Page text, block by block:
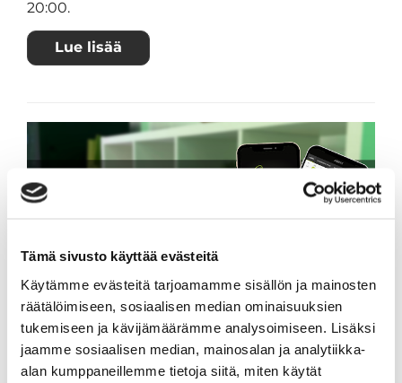
Tämä sivusto käyttää evästeitä
Käytämme evästeitä tarjoamamme sisällön ja mainosten
räätälöimiseen, sosiaalisen median ominaisuuksien
tukemiseen ja kävijämäärämme analysoimiseen. Lisäksi
jaamme sosiaalisen median, mainosalan ja analytiikka-
alan kumppaneillemme tietoja siitä, miten käytät
20:00.
Lue lisää
Varaa ja vahvista osallistumisesi
ryhmäliikuntatunneille
varausjärjestelmän kautta